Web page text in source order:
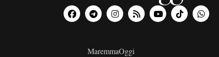
MaremmaOggi